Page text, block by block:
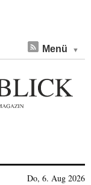
Menü
Do, 6. Aug 2026